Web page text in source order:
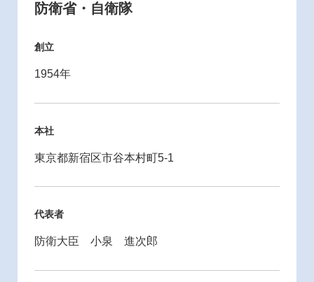
防衛省・自衛隊
創立
1954年
本社
東京都新宿区市谷本村町5-1
代表者
防衛大臣 小泉 進次郎